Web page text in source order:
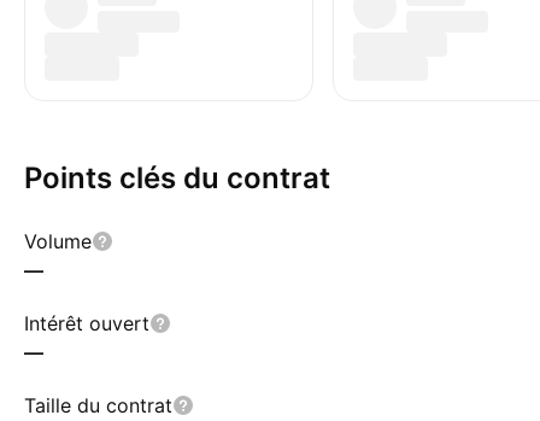
Points clés du contrat
Volume
—
Intérêt ouvert
—
Taille du contrat